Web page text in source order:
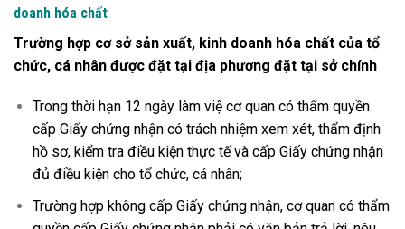
doanh hóa chất
Trường hợp cơ sở sản xuất, kinh doanh hóa chất của tổ
chức, cá nhân được đặt tại địa phương đặt tại sở chính
Trong thời hạn 12 ngày làm việ cơ quan có thẩm quyền
cấp Giấy chứng nhận có trách nhiệm xem xét, thẩm định
hồ sơ, kiểm tra điều kiện thực tế và cấp Giấy chứng nhận
đủ điều kiện cho tổ chức, cá nhân;
Trường hợp không cấp Giấy chứng nhận, cơ quan có thẩm